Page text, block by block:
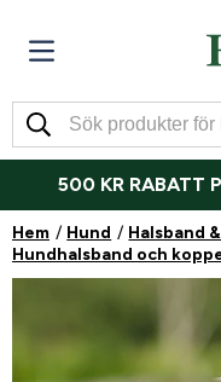
500 KR RABATT
Hem Hund
Halsband
Hundhalsband och